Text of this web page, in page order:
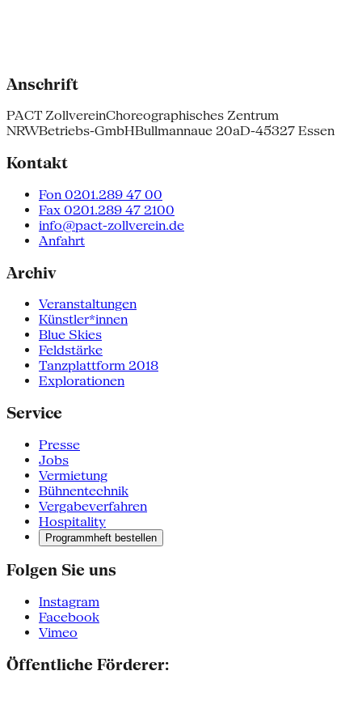
Anschrift
PACT ZollvereinChoreographisches Zentrum
NRWBetriebs-GmbHBullmannaue 20aD-45327 Essen
Kontakt
Fon 0201.289 47 00
Fax 0201.289 47 2100
info@pact-zollverein.de
Anfahrt
Archiv
Veranstaltungen
Künstler*innen
Blue Skies
Feldstärke
Tanzplattform 2018
Explorationen
Service
Presse
Jobs
Vermietung
Bühnentechnik
Vergabeverfahren
Hospitality
Programmheft bestellen
Folgen Sie uns
Instagram
Facebook
Vimeo
Öffentliche Förderer: